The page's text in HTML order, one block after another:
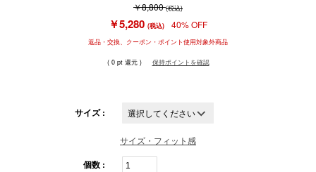
￥8,800(税込)
￥5,280 (税込) 40% OFF
返品・交換、クーポン・ポイント使用対象外商品
( 0 pt 還元 ) 保持ポイントを確認
サイズ :
サイズ・フィット感
個数 :